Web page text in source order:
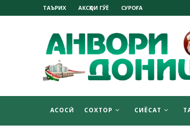
ТАЪРИХ АКСҲОИ ГӮЁ СУРОҒА
АСОСӢ СОХТОР СИЁСАТ